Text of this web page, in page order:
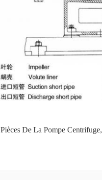
Pièces De La Pompe Centrifuge,